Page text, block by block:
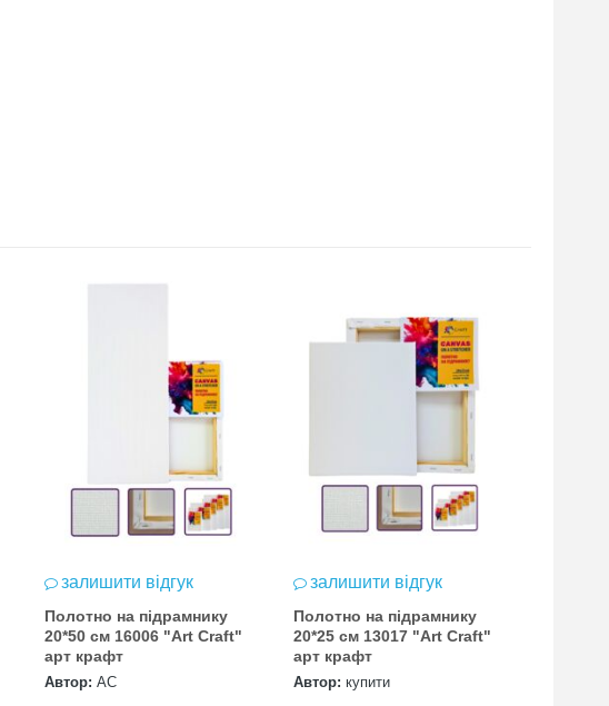
залишити відгук
Полотно на підрамнику
20*50 см 16006 "Art Craft"
арт крафт
Автор: АС
залишити відгук
Полотно на підрамнику
20*25 см 13017 "Art Craft"
арт крафт
Автор: купити